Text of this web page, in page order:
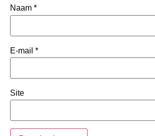
Naam *
E-mail *
Site